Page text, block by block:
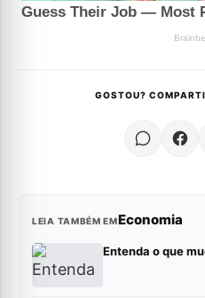
GOSTOU?
LEIA TAMBÉM EMEconomia
Entenda o que